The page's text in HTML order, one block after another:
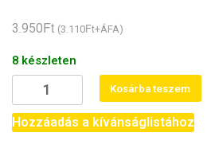
3.950Ft (3.110Ft+ÁFA)
8 készleten
kHz
RFID
Kosárba teszem
Hozzáadás a kívánságlistához